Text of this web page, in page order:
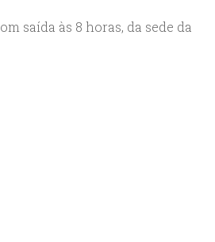
saída às 8 horas, da sede da